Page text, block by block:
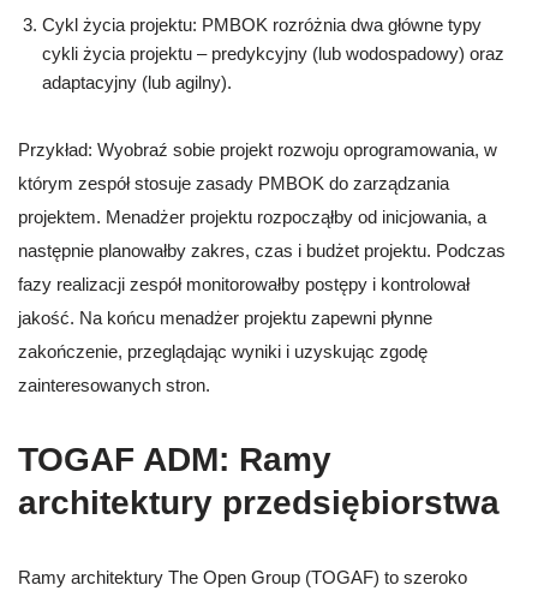
Cykl życia projektu: PMBOK rozróżnia dwa główne typy
cykli życia projektu – predykcyjny (lub wodospadowy) oraz
adaptacyjny (lub agilny).
Przykład: Wyobraź sobie projekt rozwoju oprogramowania, w
którym zespół stosuje zasady PMBOK do zarządzania
projektem. Menadżer projektu rozpocząłby od inicjowania, a
następnie planowałby zakres, czas i budżet projektu. Podczas
fazy realizacji zespół monitorowałby postępy i kontrolował
jakość. Na końcu menadżer projektu zapewni płynne
zakończenie, przeglądając wyniki i uzyskując zgodę
zainteresowanych stron.
TOGAF ADM: Ramy
architektury przedsiębiorstwa
Ramy architektury The Open Group (TOGAF) to szeroko